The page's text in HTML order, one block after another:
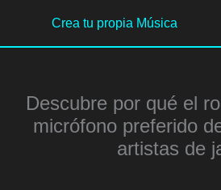
contenido
Crea tu propia Música
Descubre por qué el
micrófono preferido
artistas de